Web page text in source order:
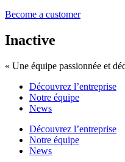
Become a customer
Inactive
« Une équipe passionnée et
Découvrez l’entreprise
Notre équipe
News
Découvrez l’entreprise
Notre équipe
News